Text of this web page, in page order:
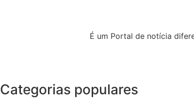
É um Portal de notícia
Categorias populares